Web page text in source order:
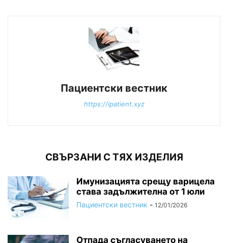
Пациентски вестник
https://ipatient.xyz
СВЪРЗАНИ С ТЯХ ИЗДЕЛИЯ
Имунизацията срещу варицела
става задължителна от 1 юли
Пациентски вестник - 12/01/2026
Отпада съгласуването на